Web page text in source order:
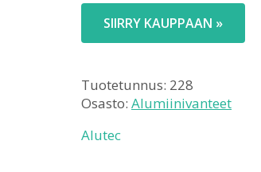
SIIRRY KAUPPAAN »
Tuotetunnus: 228
Osasto: Alumiinivanteet
Alutec